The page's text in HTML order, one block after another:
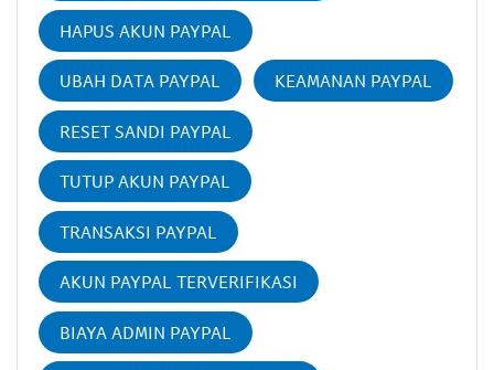
HAPUS AKUN PAYPAL
UBAH DATA PAYPAL KEAMANAN PAYPAL
RESET SANDI PAYPAL
TUTUP AKUN PAYPAL
TRANSAKSI PAYPAL
AKUN PAYPAL TERVERIFIKASI
BIAYA ADMIN PAYPAL